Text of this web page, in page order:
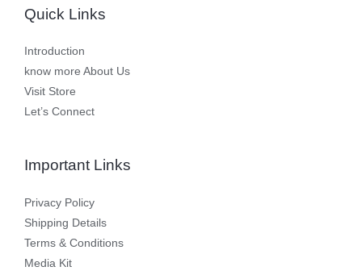
Quick Links
Introduction
know more About Us
Visit Store
Let’s Connect
Important Links
Privacy Policy
Shipping Details
Terms & Conditions
Media Kit